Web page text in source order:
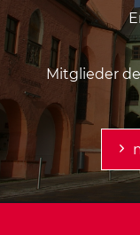
Mitglieder